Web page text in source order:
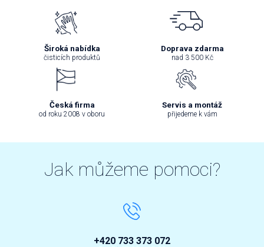
Široká nabídka
čisticích produktů
Doprava zdarma
nad 3 500 Kč
Česká firma
od roku 2008 v oboru
Servis a montáž
přijedeme k vám
Jak můžeme pomoci?
+420 733 373 072